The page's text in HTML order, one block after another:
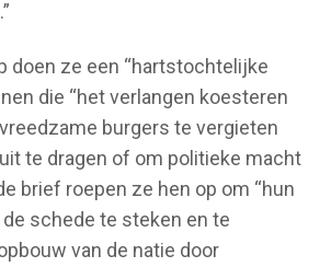
doen ze een “hartstochtelijke
die “het verlangen koesteren
burgers te vergieten
te dragen of om politieke macht
brief roepen ze hen op om “hun
schede te steken en te
van de natie door